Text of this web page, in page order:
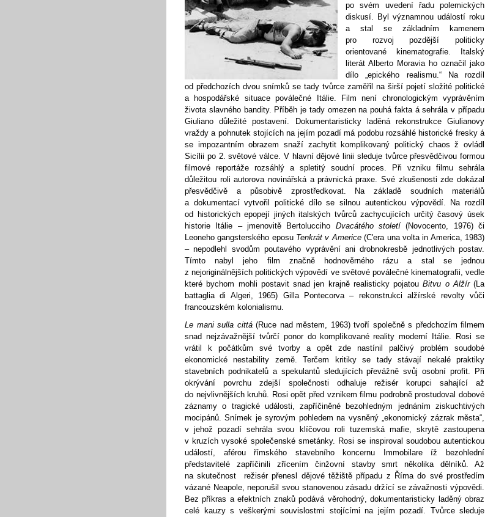
po svém uvedení řadu polemických
diskusí. Byl významnou událostí roku
a stal se základním kamenem
pro rozvoj pozdější politicky
orientované kinematografie. Italský
literát Alberto Moravia ho označil jako
dílo „epického realismu.“ Na rozdíl
od předchozích dvou snímků se tady tvůrce zaměřil na širší pojetí složité politické
a hospodářské situace poválečné Itálie. Film není chronologickým vyprávěním
života slavného bandity. Příběh je tady omezen na pouhá fakta á sehrála v případu
Giuliano důležité postavení. Dokumentaristicky laděná rekonstrukce Giulianovy
vraždy a pohnutek stojících na jejím pozadí má podobu rozsáhlé historické fresky á
se impozantním obrazem snaží zachytit komplikovaný politický chaos ž ovládl
Sicílii po 2. světové válce. V hlavní dějové linii sleduje tvůrce přesvědčivou formou
filmové reportáže rozsáhlý a spletitý soudní proces. Při vzniku filmu sehrála
důležitou roli autorova novinářská a právnická praxe. Své zkušenosti zde dokázal
přesvědčivě a působivě zprostředkovat. Na základě soudních materiálů
a dokumentací vytvořil politické dílo se silnou autentickou výpovědí. Na rozdíl
od historických epopejí jiných italských tvůrců zachycujících určitý časový úsek
historie Itálie – jmenovitě Bertolucciho Dvacátého století(Novocento, 1976) či
Leoneho gangsterského eposu Tenkrát v Americe(C'era una volta in America, 1983)
– nepodlehl svodům poutavého vyprávění ani drobnokresbě jednotlivých postav.
Tímto nabyl jeho film značně hodnověrného rázu a stal se jednou
z nejoriginálnějších politických výpovědí ve světové poválečné kinematografii, vedle
které bychom mohli postavit snad jen krajně realisticky pojatouBitvu o Alžír(La
battaglia di Algeri, 1965) Gilla Pontecorva – rekonstrukci alžírské revolty vůči
francouzském kolonialismu.
Le mani sulla cittá(Ruce nad městem, 1963) tvoří společně s předchozím filmem
snad nejzávažnější tvůrčí ponor do komplikované reality moderní Itálie. Rosi se
vrátil k počátkům své tvorby a opět zde nastínil palčivý problém soudobé
ekonomické nestability země. Terčem kritiky se tady stávají nekalé praktiky
stavebních podnikatelů a spekulantů sledujících převážně svůj osobní profit. Při
okrývání povrchu zdejší společnosti odhaluje režisér korupci sahající až
do nejvlivnějších kruhů. Rosi opět před vznikem filmu podrobně prostudoval dobové
záznamy o tragické události, zapříčiněné bezohledným jednáním ziskuchtivých
mocipánů. Snímek je syrovým pohledem na vysněný „ekonomický zázrak města“,
v jehož pozadí sehrála svou klíčovou roli tuzemská mafie, skrytě zastoupena
v kruzích vysoké společenské smetánky. Rosi se inspiroval soudobou autentickou
událostí, aférou římského stavebního koncernu Immobilare íž bezohlední
představitelé zapříčinili zřícením činžovní stavby smrt několika dělníků. Až
na skutečnost režisér přenesl dějové těžiště případu z Říma do své prostředím
vázané Neapole, neporušil svou stanovenou zásadu držící se závažnosti výpovědi.
Bez příkras a efektních znaků podává věrohodný, dokumentaristicky laděný obraz
celé kauzy s veškerými souvislostmi stojícími na jejím pozadí. Tvůrce sleduje